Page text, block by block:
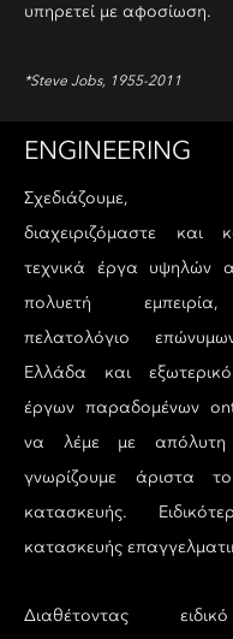
υπηρετεί με αφοσίωση.
*Steve Jobs, 1955-2011
ENGINEERING
Σχεδιάζουμε,
διαχειριζόμαστε και
τεχνικά έργα υψηλών
πολυετή εμπειρία,
πελατολόγιο
Ελλάδα και
έργων παραδομένων
να λέμε με απόλυτη
γνωρίζουμε άριστα
κατασκευής.
κατασκευής
Διαθέτοντας